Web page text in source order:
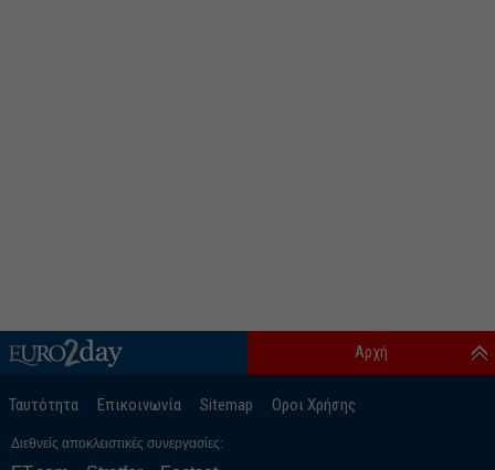
Ταυτότητα Επικοινωνία Sitemap Οροι Χρήσης
Αρχή
Διεθνείς αποκλειστικές συνεργασίες: